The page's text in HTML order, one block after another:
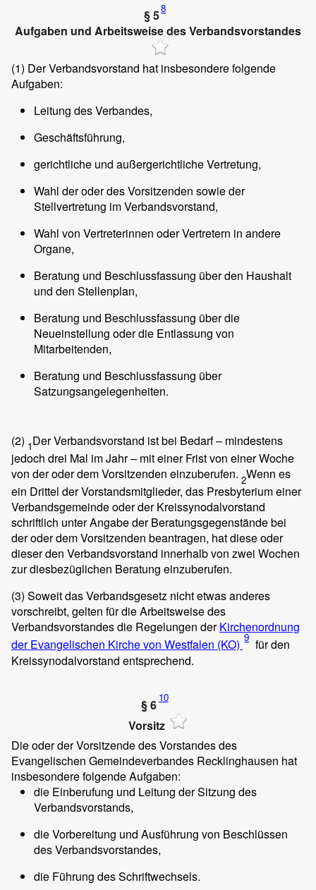
§ 58
Aufgaben und Arbeitsweise des Verbandsvorstandes
(1) Der Verbandsvorstand hat insbesondere folgende
Aufgaben:
Leitung des Verbandes,
Geschäftsführung,
gerichtliche und außergerichtliche Vertretung,
Wahl der oder des Vorsitzenden sowie der
Stellvertretung im Verbandsvorstand,
Wahl von Vertreterinnen oder Vertretern in andere
Organe,
Beratung und Beschlussfassung über den Haushalt
und den Stellenplan,
Beratung und Beschlussfassung über die
Neueinstellung oder die Entlassung von
Mitarbeitenden,
Beratung und Beschlussfassung über
Satzungsangelegenheiten.
(2) 1Der Verbandsvorstand ist bei Bedarf – mindestens
jedoch drei Mal im Jahr – mit einer Frist von einer Woche
von der oder dem Vorsitzenden einzuberufen. 2Wenn es
ein Drittel der Vorstandsmitglieder, das Presbyterium einer
Verbandsgemeinde oder der Kreissynodalvorstand
schriftlich unter Angabe der Beratungsgegenstände bei
der oder dem Vorsitzenden beantragen, hat diese oder
dieser den Verbandsvorstand innerhalb von zwei Wochen
zur diesbezüglichen Beratung einzuberufen.
(3) Soweit das Verbandsgesetz nicht etwas anderes
vorschreibt, gelten für die Arbeitsweise des
Verbandsvorstandes die Regelungen derKirchenordnung
der Evangelischen Kirche von Westfalen (KO) 9 für den
Kreissynodalvorstand entsprechend.
§ 6 10
Vorsitz
Die oder der Vorsitzende des Vorstandes des
Evangelischen Gemeindeverbandes Recklinghausen hat
insbesondere folgende Aufgaben:
die Einberufung und Leitung der Sitzung des
Verbandsvorstands,
die Vorbereitung und Ausführung von Beschlüssen
des Verbandsvorstandes,
die Führung des Schriftwechsels.